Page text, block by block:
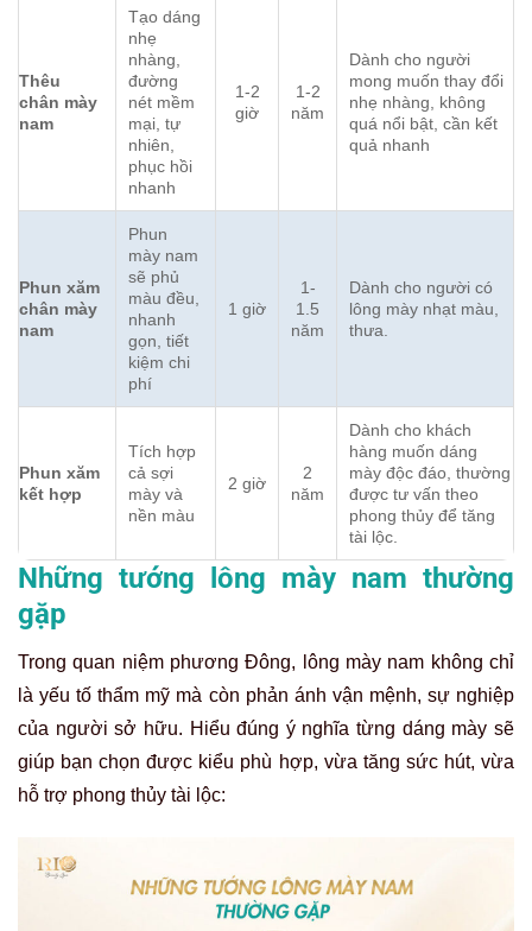
Thêu
chân mày
nam
Tạo dáng
nhẹ
nhàng,
đường
nét mềm
mại, tự
nhiên,
phục hồi
nhanh
1-2
giờ
1-2
năm
Dành cho người
mong muốn thay đổi
nhẹ nhàng, không
quá nổi bật, cần kết
quả nhanh
Phun xăm
chân mày
nam
Phun
mày nam
sẽ phủ
màu đều,
nhanh
gọn, tiết
kiệm chi
phí
1 giờ
1-
1.5
năm
Dành cho người có
lông mày nhạt màu,
thưa.
Phun xăm
kết hợp
Tích hợp
cả sợi
mày và
nền màu
2 giờ
2
năm
Dành cho khách
hàng muốn dáng
mày độc đáo, thường
được tư vấn theo
phong thủy để tăng
tài lộc.
Những tướng lông mày nam thường
gặp
Trong quan niệm phương Đông, lông mày nam không chỉ
là yếu tố thẩm mỹ mà còn phản ánh vận mệnh, sự nghiệp
của người sở hữu. Hiểu đúng ý nghĩa từng dáng mày sẽ
giúp bạn chọn được kiểu phù hợp, vừa tăng sức hút, vừa
hỗ trợ phong thủy tài lộc: